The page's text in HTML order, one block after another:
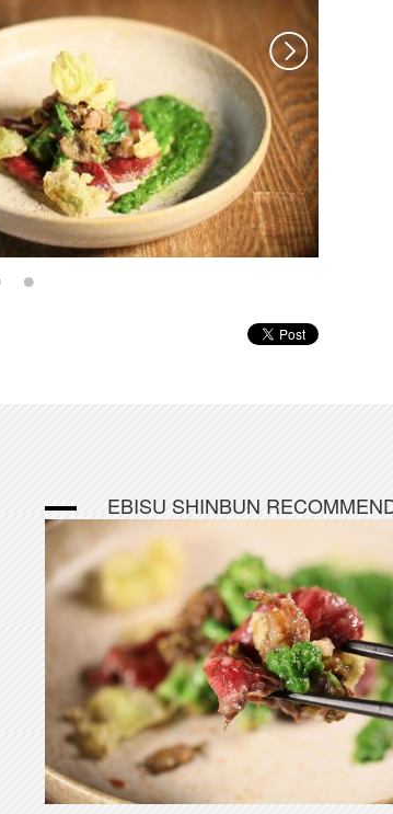
EBISU SHINBUN